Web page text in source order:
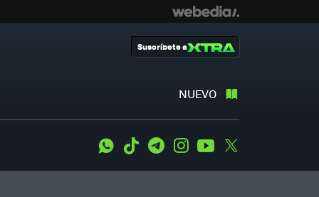
NUEVO
Suscríbete a
WhatsApp
Tiktok TelegramInstagramYoutube